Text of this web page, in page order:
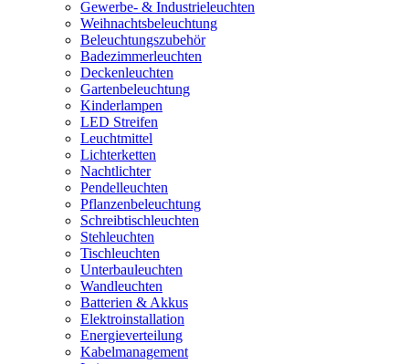
Gewerbe- & Industrieleuchten
Weihnachtsbeleuchtung
Beleuchtungszubehör
Badezimmerleuchten
Deckenleuchten
Gartenbeleuchtung
Kinderlampen
LED Streifen
Leuchtmittel
Lichterketten
Nachtlichter
Pendelleuchten
Pflanzenbeleuchtung
Schreibtischleuchten
Stehleuchten
Tischleuchten
Unterbauleuchten
Wandleuchten
Batterien & Akkus
Elektroinstallation
Energieverteilung
Kabelmanagement